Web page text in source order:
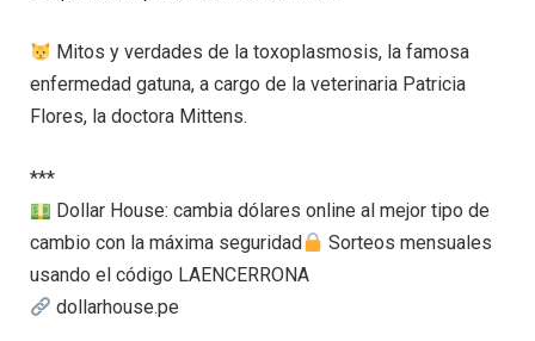
Mitos y verdades de la toxoplasmosis, la famosa
enfermedad gatuna, a cargo de la veterinaria Patricia
Flores, la doctora Mittens.
***
Dollar House: cambia dólares online al mejor tipo de
cambio con la máxima seguridad
Sorteos mensuales
usando el código LAENCERRONA
dollarhouse.pe